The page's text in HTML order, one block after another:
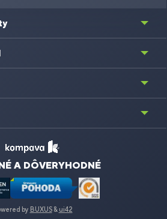
A DÔVERYHODNÉ
by BUXUS& ui42